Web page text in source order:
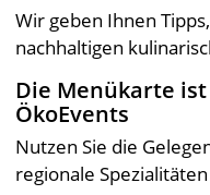
Wir geben Ihnen
nachhaltigen
Die Menükarte
ÖkoEvents
Nutzen Sie die
regionale